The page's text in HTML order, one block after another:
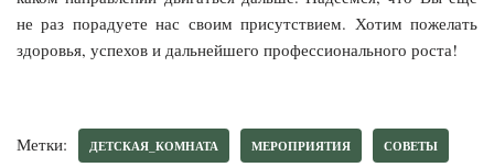
не раз порадуете нас своим присутствием. Хотим пожелать
здоровья, успехов и дальнейшего профессионального роста!
Метки: ДЕТСКАЯ_КОМНАТА МЕРОПРИЯТИЯ СОВЕТЫ